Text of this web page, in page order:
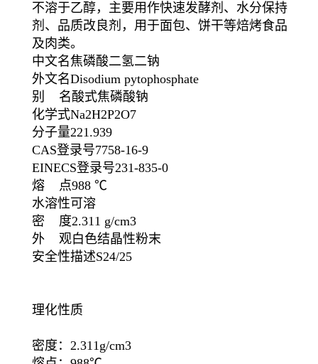
不溶于乙醇，主要用作快速发酵剂、水分保持
剂、品质改良剂，用于面包、饼干等焙烤食品
及肉类。
中文名焦磷酸二氢二钠
外文名Disodium pytophosphate
别 名酸式焦磷酸钠
化学式Na2H2P2O7
分子量221.939
CAS登录号7758-16-9
EINECS登录号231-835-0
熔 点988 ℃
水溶性可溶
密 度2.311 g/cm3
外 观白色结晶性粉末
安全性描述S24/25
理化性质
密度：2.311g/cm3